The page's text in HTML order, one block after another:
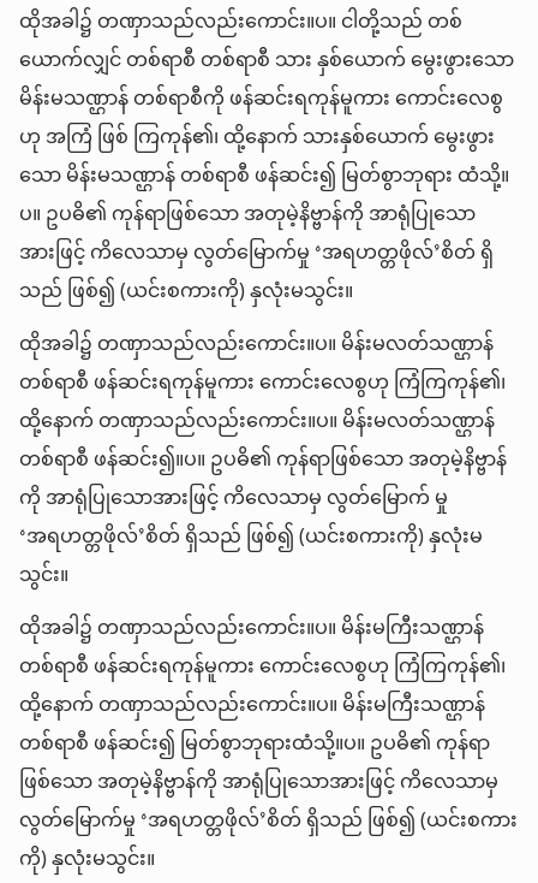
ထိုအခါ၌ တဏှာသည်လည်းကောင်း။ပ။ ငါတို့သည် တစ်
ယောက်လျှင် တစ်ရာစီ တစ်ရာစီ သား နှစ်ယောက် မွေးဖွားသော
မိန်းမသဏ္ဌာန် တစ်ရာစီကို ဖန်ဆင်းရကုန်မူကား ကောင်းလေစွ
ဟု အကြံ ဖြစ် ကြကုန်၏၊ ထို့နောက် သားနှစ်ယောက် မွေးဖွား
သော မိန်းမသဏ္ဌာန် တစ်ရာစီ ဖန်ဆင်း၍ မြတ်စွာဘုရား ထံသို့။
ပ။ ဥပဓိ၏ ကုန်ရာဖြစ်သော အတုမဲ့နိဗ္ဗာန်ကို အာရုံပြုသော
အားဖြင့် ကိလေသာမှ လွတ်မြောက်မှု ‘အရဟတ္တဖိုလ်’စိတ် ရှိ
သည် ဖြစ်၍ (ယင်းစကားကို) နှလုံးမသွင်း။
ထိုအခါ၌ တဏှာသည်လည်းကောင်း။ပ။ မိန်းမလတ်သဏ္ဌာန်
တစ်ရာစီ ဖန်ဆင်းရကုန်မူကား ကောင်းလေစွဟု ကြံကြကုန်၏၊
ထို့နောက် တဏှာသည်လည်းကောင်း။ပ။ မိန်းမလတ်သဏ္ဌာန်
တစ်ရာစီ ဖန်ဆင်း၍။ပ။ ဥပဓိ၏ ကုန်ရာဖြစ်သော အတုမဲ့နိဗ္ဗာန်
ကို အာရုံပြုသောအားဖြင့် ကိလေသာမှ လွတ်မြောက် မှု
‘အရဟတ္တဖိုလ်’စိတ် ရှိသည် ဖြစ်၍ (ယင်းစကားကို) နှလုံးမ
သွင်း။
ထိုအခါ၌ တဏှာသည်လည်းကောင်း။ပ။ မိန်းမကြီးသဏ္ဌာန်
တစ်ရာစီ ဖန်ဆင်းရကုန်မူကား ကောင်းလေစွဟု ကြံကြကုန်၏၊
ထို့နောက် တဏှာသည်လည်းကောင်း။ပ။ မိန်းမကြီးသဏ္ဌာန်
တစ်ရာစီ ဖန်ဆင်း၍ မြတ်စွာဘုရားထံသို့။ပ။ ဥပဓိ၏ ကုန်ရာ
ဖြစ်သော အတုမဲ့နိဗ္ဗာန်ကို အာရုံပြုသောအားဖြင့် ကိလေသာမှ
လွတ်မြောက်မှု ‘အရဟတ္တဖိုလ်’စိတ် ရှိသည် ဖြစ်၍ (ယင်းစကား
ကို) နှလုံးမသွင်း။